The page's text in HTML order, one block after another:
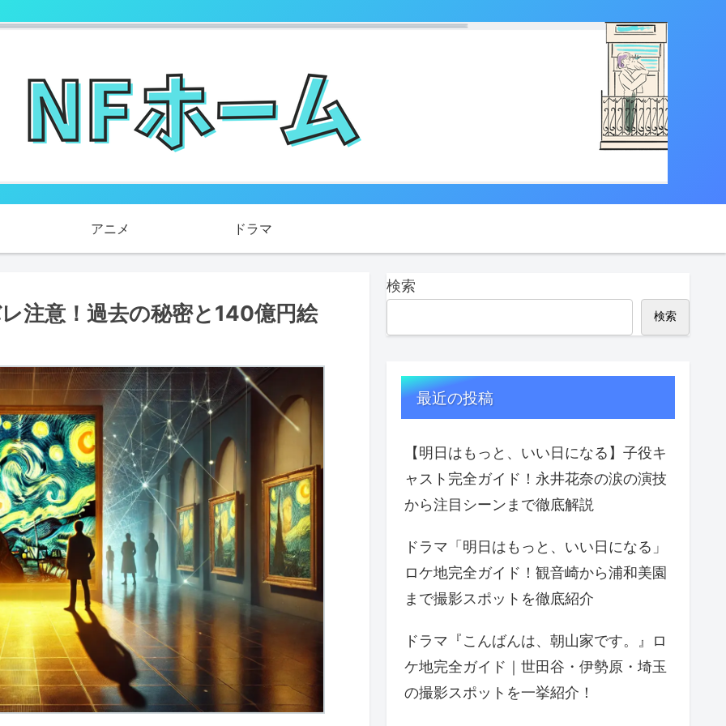
アニメ ドラマ
注意！過去の秘密と140億円絵
検索
検索
最近の投稿
【明日はもっと、いい日になる】子役キ
ャスト完全ガイド！永井花奈の涙の演技
から注目シーンまで徹底解説
ドラマ「明日はもっと、いい日になる」
ロケ地完全ガイド！観音崎から浦和美園
まで撮影スポットを徹底紹介
ドラマ『こんばんは、朝山家です。』ロ
ケ地完全ガイド｜世田谷・伊勢原・埼玉
の撮影スポットを一挙紹介！